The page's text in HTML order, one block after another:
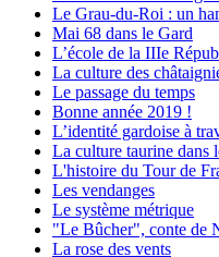
Le Grau-du-Roi : un
Mai 68 dans le Gard
L’école de la IIIe
La culture des
Le passage du temps
Bonne année 2019 !
L’identité gardoise à
La culture taurine dans
L'histoire du Tour de
Les vendanges
Le système métrique
"Le Bûcher", conte de
La rose des vents